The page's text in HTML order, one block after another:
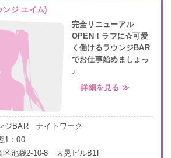
ンジ エイム)
完全リニューアル
OPEN！ラフに☆可愛
く働けるラウンジBAR
でお仕事始めましょっ
♪
詳細を見る ≫
ジBAR ナイトワーク
1：00
区池袋2-10-8 大晃ビルB1F